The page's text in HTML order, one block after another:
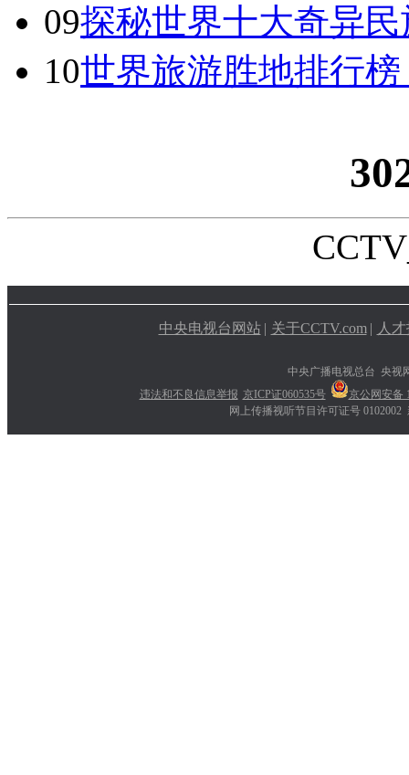
09探秘世界十大奇异
10世界旅游胜地排行
中央电视台网站 | 关于CCTV.com | 人
中央广播电视总台 央视
违法和不良信息举报 京ICP证060535号
京公网安备
网上传播视听节目许可证号 0102002